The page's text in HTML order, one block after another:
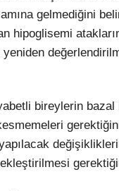
gelmediğini
hipoglisemi
yeniden
bireylerin bazal